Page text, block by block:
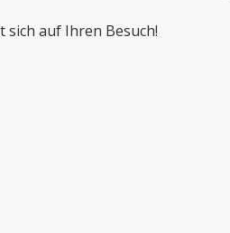
sich auf Ihren Besuch!